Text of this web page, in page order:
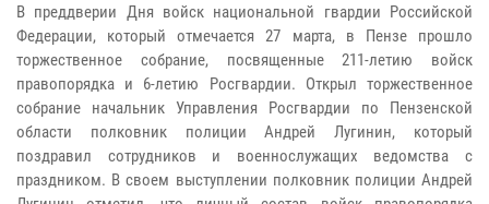
В преддверии Дня войск национальной гвардии Российской
Федерации, который отмечается 27 марта, в Пензе прошло
торжественное собрание, посвященные 211-летию войск
правопорядка и 6-летию Росгвардии. Открыл торжественное
собрание начальник Управления Росгвардии по Пензенской
области полковник полиции Андрей Лугинин, который
поздравил сотрудников и военнослужащих ведомства с
праздником. В своем выступлении полковник полиции Андрей